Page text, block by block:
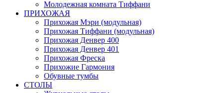
Молодежная комната Тиффани
ПРИХОЖАЯ
Прихожая Мэри (модульная)
Прихожая Тиффани (модульная)
Прихожая Денвер 400
Прихожая Денвер 401
Прихожая Фреска
Прихожие Гармония
Обувные тумбы
СТОЛЫ